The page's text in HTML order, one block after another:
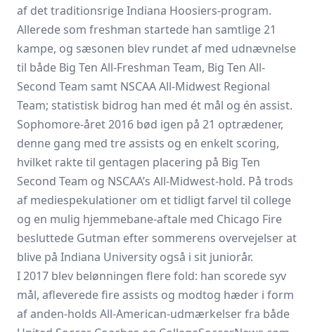
af det traditionsrige Indiana Hoosiers-program.
Allerede som freshman startede han samtlige 21
kampe, og sæsonen blev rundet af med udnævnelse
til både Big Ten All-Freshman Team, Big Ten All-
Second Team samt NSCAA All-Midwest Regional
Team; statistisk bidrog han med ét mål og én assist.
Sophomore-året 2016 bød igen på 21 optrædener,
denne gang med tre assists og en enkelt scoring,
hvilket rakte til gentagen placering på Big Ten
Second Team og NSCAA’s All-Midwest-hold. På trods
af mediespekulationer om et tidligt farvel til college
og en mulig hjemmebane-aftale med Chicago Fire
besluttede Gutman efter sommerens overvejelser at
blive på Indiana University også i sit juniorår.
I 2017 blev belønningen flere fold: han scorede syv
mål, afleverede fire assists og modtog hæder i form
af anden-holds All-American-udmærkelser fra både